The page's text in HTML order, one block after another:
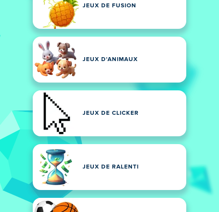
JEUX DE FUSION
JEUX D'ANIMAUX
JEUX DE CLICKER
JEUX DE RALENTI